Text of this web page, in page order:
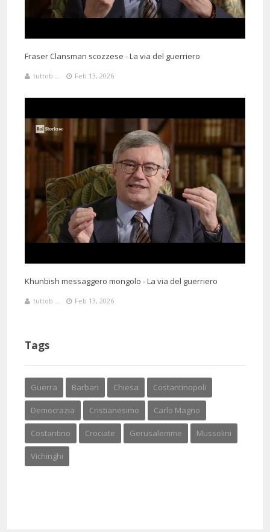
Fraser Clansman scozzese - La via del guerriero
tuttob ... Feb 13, 2026
Khunbish messaggero mongolo - La via del guerriero
tuttob ... Feb 13, 2026
Tags
Guerra Barbari Chiesa Costantinopoli
Democrazia Cristianesimo Carlo Magno
Costantino Crociate Gerusalemme Mussolini
Vichinghi